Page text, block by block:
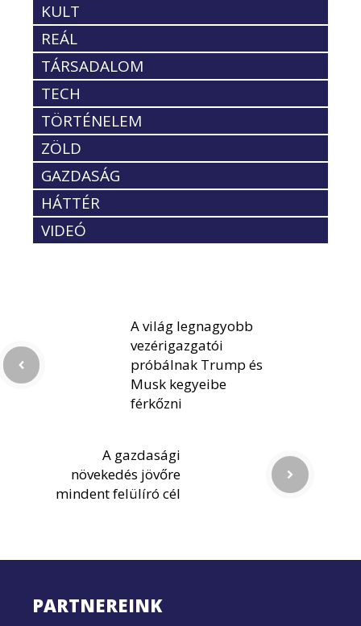
KULT
REÁL
TÁRSADALOM
TECH
TÖRTÉNELEM
ZÖLD
GAZDASÁG
HÁTTÉR
VIDEÓ
A világ legnagyobb
vezérigazgatói
próbálnak Trump és
Musk kegyeibe
férkőzni
A gazdasági
növekedés jövőre
mindent felülíró cél
PARTNEREINK